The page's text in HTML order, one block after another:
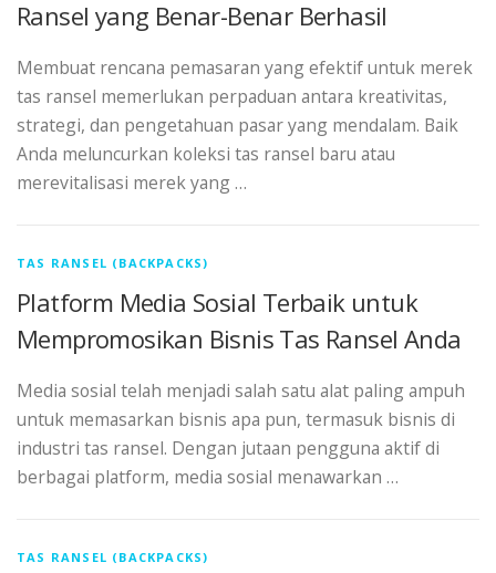
Ransel yang Benar-Benar Berhasil
Membuat rencana pemasaran yang efektif untuk merek
tas ransel memerlukan perpaduan antara kreativitas,
strategi, dan pengetahuan pasar yang mendalam. Baik
Anda meluncurkan koleksi tas ransel baru atau
merevitalisasi merek yang …
TAS RANSEL (BACKPACKS)
Platform Media Sosial Terbaik untuk
Mempromosikan Bisnis Tas Ransel Anda
Media sosial telah menjadi salah satu alat paling ampuh
untuk memasarkan bisnis apa pun, termasuk bisnis di
industri tas ransel. Dengan jutaan pengguna aktif di
berbagai platform, media sosial menawarkan …
TAS RANSEL (BACKPACKS)